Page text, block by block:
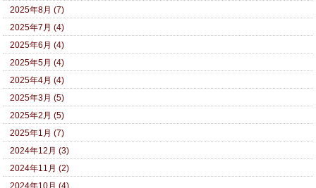
2025年8月 (7)
2025年7月 (4)
2025年6月 (4)
2025年5月 (4)
2025年4月 (4)
2025年3月 (5)
2025年2月 (5)
2025年1月 (7)
2024年12月 (3)
2024年11月 (2)
2024年10月 (4)